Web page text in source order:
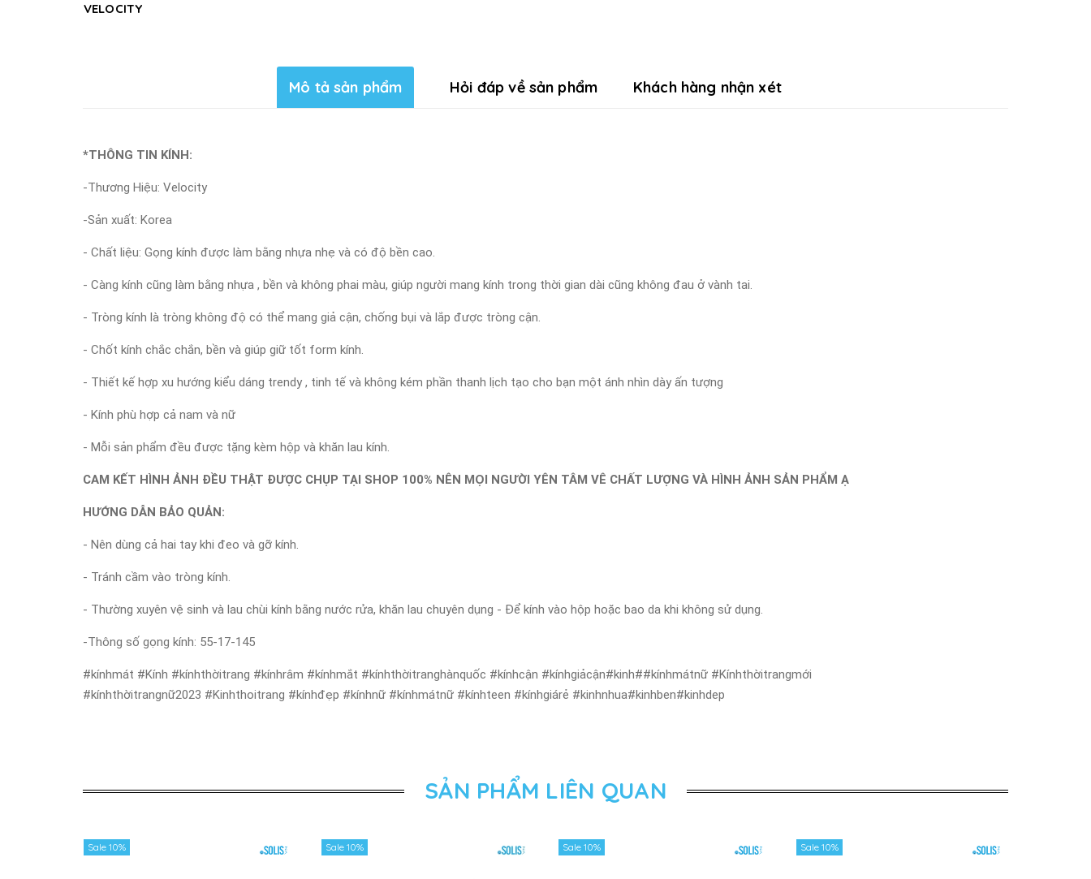
VELOCITY
Mô tả sản phẩm Hỏi đáp về sản phẩm Khách hàng nhận xét
*THÔNG TIN KÍNH:
-Thương Hiệu: Velocity
-Sản xuất: Korea
- Chất liệu: Gọng kính được làm bằng nhựa nhẹ và có độ bền cao.
- Càng kính cũng làm bằng nhựa , bền và không phai màu, giúp người mang kính trong thời gian dài cũng không đau ở vành tai.
- Tròng kính là tròng không độ có thể mang giả cận, chống bụi và lắp được tròng cận.
- Chốt kính chắc chắn, bền và giúp giữ tốt form kính.
- Thiết kế hợp xu hướng kiểu dáng trendy , tinh tế và không kém phần thanh lịch tạo cho bạn một ánh nhìn dày ấn tượng
- Kính phù hợp cả nam và nữ
- Mỗi sản phẩm đều được tặng kèm hộp và khăn lau kính.
CAM KẾT HÌNH ẢNH ĐỀU THẬT ĐƯỢC CHỤP TẠI SHOP 100% NÊN MỌI NGƯỜI YÊN TÂM VÊ CHẤT LƯỢNG VÀ HÌNH ẢNH SẢN PHẨM Ạ
HƯỚNG DẪN BẢO QUẢN:
- Nên dùng cả hai tay khi đeo và gỡ kính.
- Tránh cầm vào tròng kính.
- Thường xuyên vệ sinh và lau chùi kính bằng nước rửa, khăn lau chuyên dụng - Để kính vào hộp hoặc bao da khi không sử dụng.
-Thông số gọng kính: 55-17-145
#kínhmát #Kính #kínhthờitrang #kínhrâm #kínhmắt #kínhthờitranghànquốc #kínhcận #kínhgiảcận#kinh##kínhmátnữ #Kínhthờitrangmới
#kínhthờitrangnữ2023 #Kinhthoitrang #kínhđẹp #kínhnữ #kínhmátnữ #kínhteen #kínhgiárẻ #kinhnhua#kinhben#kinhdep
SẢN PHẨM LIÊN QUAN
Sale 10% Sale 10% Sale 10% Sale 10%